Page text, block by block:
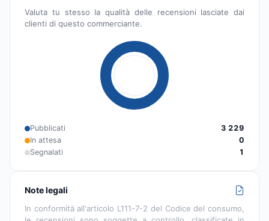
Valuta tu stesso la qualità delle recensioni lasciate dai
clienti di questo commerciante.
Pubblicati
3 229
In attesa
0
Segnalati
1
Note legali
In conformità all'articolo L111-7-2 del Codice del consumo,